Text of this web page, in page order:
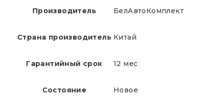
Производитель БелАвтоКомплект
Страна производитель Китай
Гарантийный срок 12 мес
Состояние Новое